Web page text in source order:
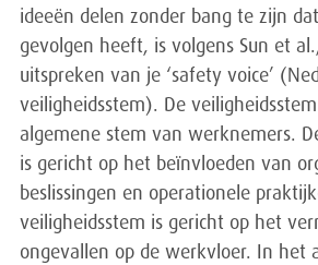
ideeën delen zonder bang te zijn
gevolgen heeft, is volgens Sun et
uitspreken van je ‘safety voice’
veiligheidsstem). De
algemene stem van werknemers.
is gericht op het beïnvloeden van
beslissingen en operationele
veiligheidsstem is gericht op het
ongevallen op de werkvloer. In het